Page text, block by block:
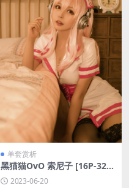
单套赏析
黑猫猫OvO 索尼子 [16P-322
M]2023-06-20